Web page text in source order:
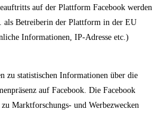
auf der Plattform Facebook werden
als Betreiberin der Plattform in der EU
Informationen, IP-Adresse etc.)
zu statistischen Informationen über die
auf Facebook. Die Facebook
Marktforschungs- und Werbezwecken